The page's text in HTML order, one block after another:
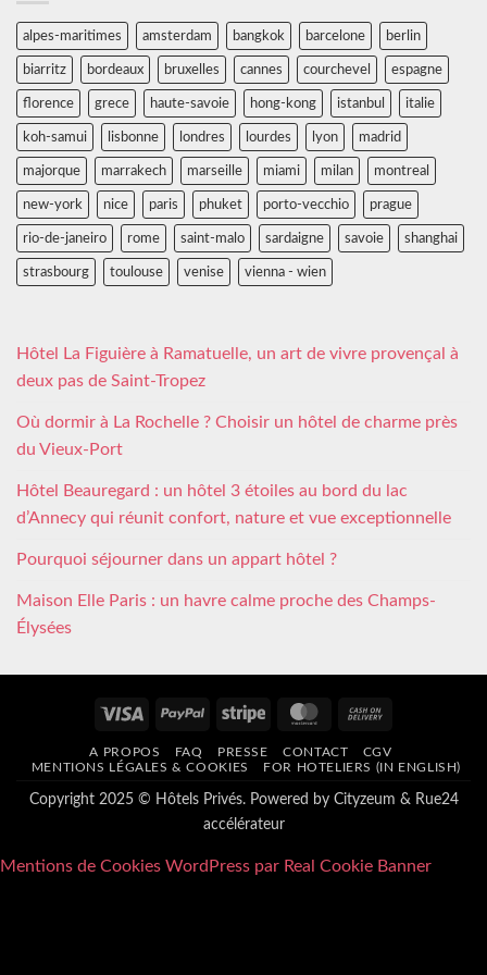
alpes-maritimes amsterdam bangkok barcelone berlin
biarritz bordeaux bruxelles cannes courchevel espagne
florence grece haute-savoie hong-kong istanbul italie
koh-samui lisbonne londres lourdes lyon madrid
majorque marrakech marseille miami milan montreal
new-york nice paris phuket porto-vecchio prague
rio-de-janeiro rome saint-malo sardaigne savoie shanghai
strasbourg toulouse venise vienna - wien
Hôtel La Figuière à Ramatuelle, un art de vivre provençal à
deux pas de Saint-Tropez
Où dormir à La Rochelle ? Choisir un hôtel de charme près
du Vieux-Port
Hôtel Beauregard : un hôtel 3 étoiles au bord du lac
d’Annecy qui réunit confort, nature et vue exceptionnelle
Pourquoi séjourner dans un appart hôtel ?
Maison Elle Paris : un havre calme proche des Champs-
Élysées
Visa PayPal Stripe MasterCard
Delivery
A PROPOS FAQ PRESSE CONTACT
CGV
MENTIONS LÉGALES & COOKIES
FOR HOTELIERS (IN ENGLISH)
Copyright 2025 © Hôtels Privés. Powered by Cityzeum & Rue24
accélérateur
Mentions de Cookies WordPress par Real Cookie Banner